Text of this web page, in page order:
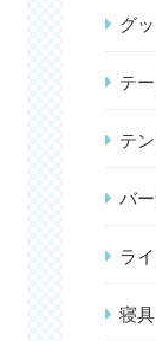
グ
テ
テ
バ
ラ
寝